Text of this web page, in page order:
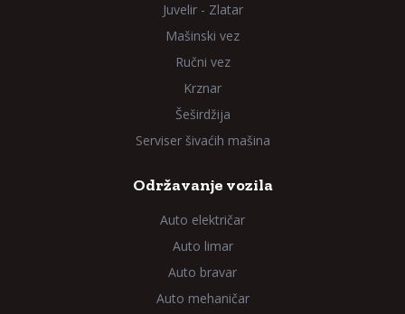
Juvelir - Zlatar
Mašinski vez
Ručni vez
Krznar
Šeširdžija
Serviser šivaćih mašina
Održavanje vozila
Auto električar
Auto limar
Auto bravar
Auto mehaničar